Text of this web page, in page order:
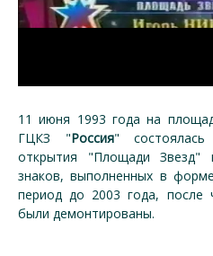
11 июня 1993 года на
ГЦКЗ "Россия" состоялась
открытия "Площади
знаков, выполненных в
период до 2003 года, после
были демонтированы.